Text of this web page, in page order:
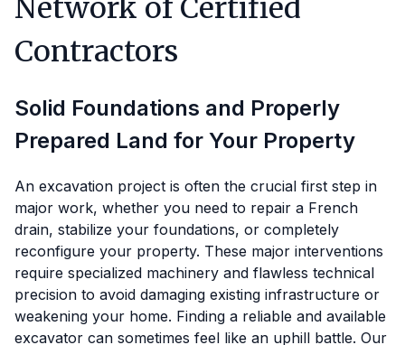
Network of Certified
Contractors
Solid Foundations and Properly
Prepared Land for Your Property
An excavation project is often the crucial first step in
major work, whether you need to repair a French
drain, stabilize your foundations, or completely
reconfigure your property. These major interventions
require specialized machinery and flawless technical
precision to avoid damaging existing infrastructure or
weakening your home. Finding a reliable and available
excavator can sometimes feel like an uphill battle. Our